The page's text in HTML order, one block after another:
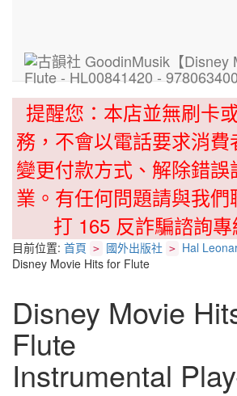
提醒您：本店並無刷卡
務，不會以電話要求消費
變更付款方式、解除錯
業。有任何問題請與我
打 165 反詐騙諮詢專
目前位置: 首頁 > 國外出版社 > Hal
Disney Movie Hits for Flute
Disney Movie
Flute
Instrumental